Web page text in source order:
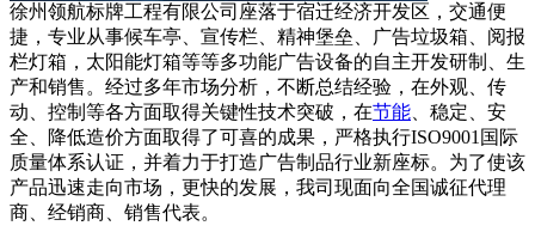
徐州领航标牌工程有限公司座落于宿迁经济开发区，交通便
捷，专业从事候车亭、宣传栏、精神堡垒、广告垃圾箱、阅报
栏灯箱，太阳能灯箱等等多功能广告设备的自主开发研制、生
产和销售。经过多年市场分析，不断总结经验，在外观、传
动、控制等各方面取得关键性技术突破，在节能 、稳定、安
全、降低造价方面取得了可喜的成果，严格执行ISO9001国际
质量体系认证，并着力于打造广告制品行业新座标。为了使该
产品迅速走向市场，更快的发展，我司现面向全国诚征代理
商、经销商、销售代表。